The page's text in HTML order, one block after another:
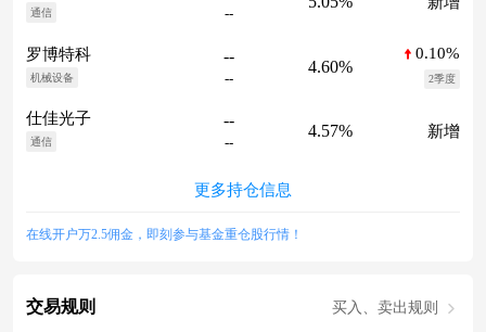
通信 --
罗博特科
机械设备
--
--
4.60%
0.10%
2季度
仕佳光子
通信
--
--
4.57% 新增
更多持仓信息
在线开户万2.5佣金，即刻参与基金重仓股行情！
交易规则 买入、卖出规则